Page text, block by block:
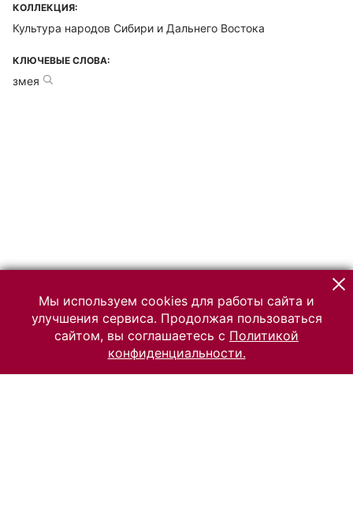
КОЛЛЕКЦИЯ:
Культура народов Сибири и Дальнего Востока
КЛЮЧЕВЫЕ СЛОВА:
змея
Мы используем cookies для работы сайта и
улучшения сервиса. Продолжая пользоваться
сайтом, вы соглашаетесь с Политикой
конфиденциальности.